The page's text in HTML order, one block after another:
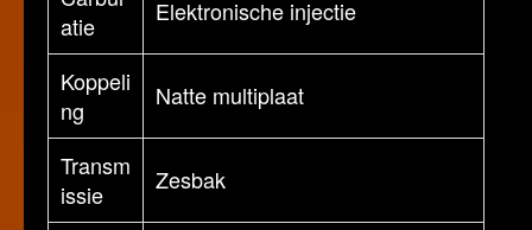
atie
Elektronische injectie
Koppeli
ng
Natte multiplaat
Transm
issie
Zesbak